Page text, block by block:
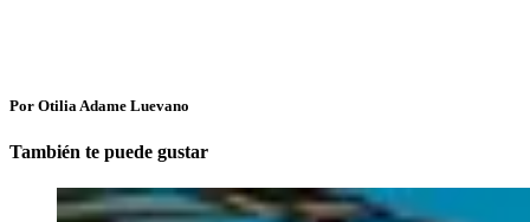
Por Otilia Adame Luevano
También te puede gustar